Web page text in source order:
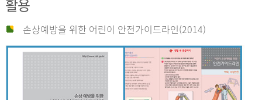
활용
손상예방을 위한 어린이 안전가이드라인(2014)